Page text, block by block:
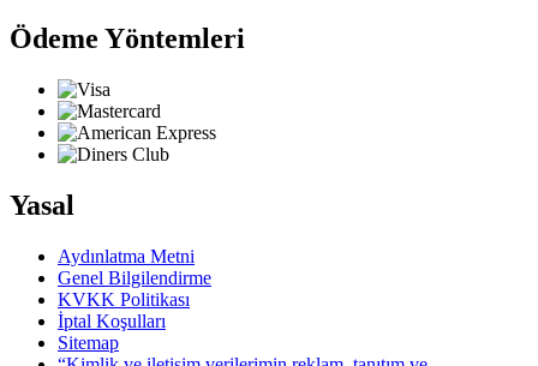
Ödeme Yöntemleri
Yasal
Aydınlatma Metni
Genel Bilgilendirme
KVKK Politikası
İptal Koşulları
Sitemap